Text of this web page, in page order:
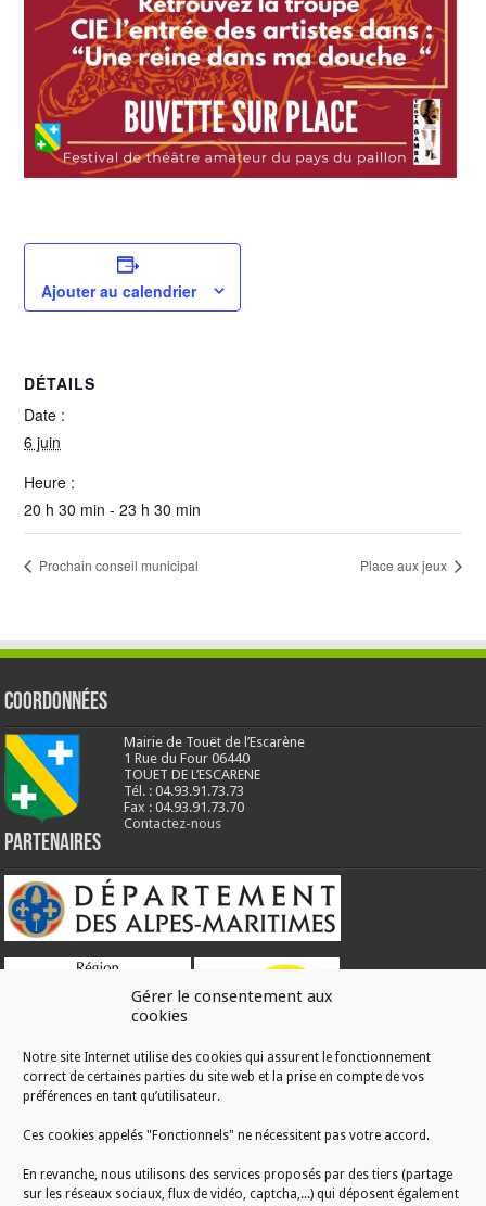
Gérer le consentement aux
cookies
Notre site Internet utilise des cookies qui assurent le fonctionnement
correct de certaines parties du site web et la prise en compte de vos
préférences en tant qu’utilisateur.
Ces cookies appelés "Fonctionnels" ne nécessitent pas votre accord.
En revanche, nous utilisons des services proposés par des tiers (partage
sur les réseaux sociaux, flux de vidéo, captcha,...) qui déposent également
Ajouter au calendrier
DÉTAILS
Date :
6 juin
Heure :
20 h 30 min - 23 h 30 min
Prochain conseil municipal Place aux jeux
Coordonnées
Mairie de Touët de l’Escarène
1 Rue du Four 06440
TOUET DE L’ESCARENE
Tél. : 04.93.91.73.73
Fax : 04.93.91.73.70
Contactez-nous
Partenaires
RÉALISATION